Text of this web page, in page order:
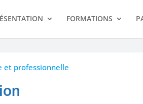
FORMATIONS
et professionnelle